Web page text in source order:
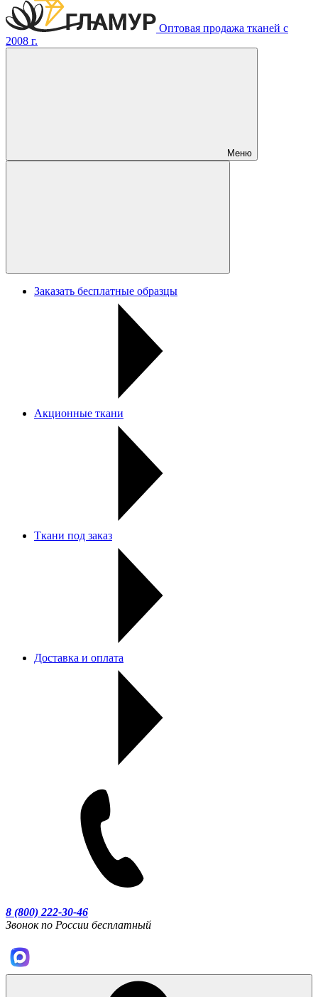
Оптовая продажа тканей с
2008 г.
Меню
Заказать бесплатные образцы
Акционные ткани
Ткани под заказ
Доставка и оплата
8 (800) 222-30-46
Звонок по России бесплатный